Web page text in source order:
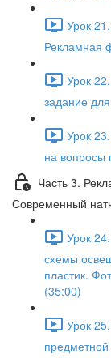
Урок
Рекламная
Урок
задание
Урок
на вопросы
Часть 3.
Современный
Урок
схемы
пластик.
(35:00)
Урок